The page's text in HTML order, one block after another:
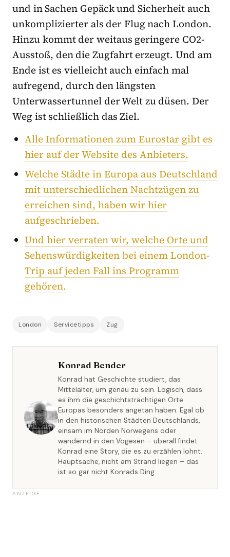
und in Sachen Gepäck und Sicherheit auch
unkomplizierter als der Flug nach London.
Hinzu kommt der weitaus geringere CO2-
Ausstoß, den die Zugfahrt erzeugt. Und am
Ende ist es vielleicht auch einfach mal
aufregend, durch den längsten
Unterwassertunnel der Welt zu düsen. Der
Weg ist schließlich das Ziel.
Alle Informationen zum Eurostar gibt es
hier auf der Website des Anbieters.
Welche Städte in Europa aus Deutschland
mit unterschiedlichen Nachtzügen zu
erreichen sind, haben wir hier
aufgeschrieben.
Und hier verraten wir, welche Orte und
Sehenswürdigkeiten bei einem London-
Trip auf jeden Fall ins Programm
gehören.
London Servicetipps Zug
Konrad Bender
Konrad hat Geschichte studiert, das
Mittelalter, um genau zu sein. Logisch, dass
es ihm die geschichtsträchtigen Orte
Europas besonders angetan haben. Egal ob
in den historischen Städten Deutschlands,
einsam im Norden Norwegens oder
wandernd in den Vogesen – überall findet
Konrad eine Story, die es zu erzählen lohnt.
Hauptsache, nicht am Strand liegen – das
ist so gar nicht Konrads Ding.
ANZEIGE